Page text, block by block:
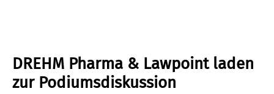
DREHM Pharma & Lawpoint laden
zur Podiumsdiskussion